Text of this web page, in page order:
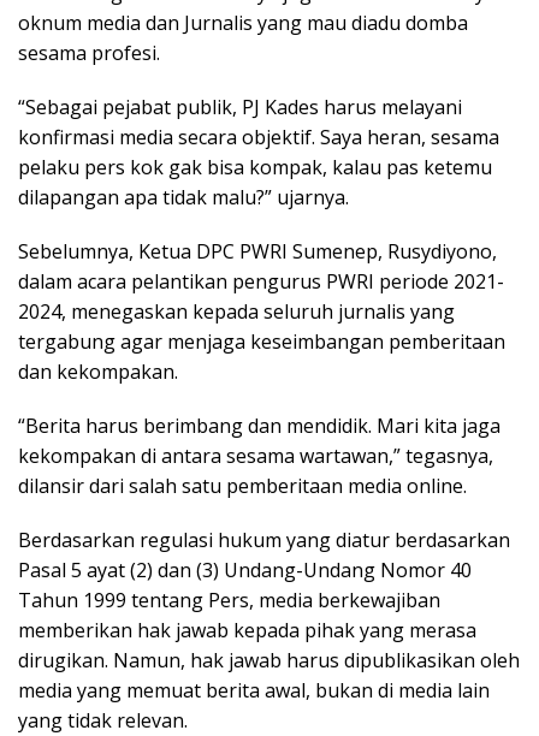
oknum media dan Jurnalis yang mau diadu domba
sesama profesi.
“Sebagai pejabat publik, PJ Kades harus melayani
konfirmasi media secara objektif. Saya heran, sesama
pelaku pers kok gak bisa kompak, kalau pas ketemu
dilapangan apa tidak malu?” ujarnya.
Sebelumnya, Ketua DPC PWRI Sumenep, Rusydiyono,
dalam acara pelantikan pengurus PWRI periode 2021-
2024, menegaskan kepada seluruh jurnalis yang
tergabung agar menjaga keseimbangan pemberitaan
dan kekompakan.
“Berita harus berimbang dan mendidik. Mari kita jaga
kekompakan di antara sesama wartawan,” tegasnya,
dilansir dari salah satu pemberitaan media online.
Berdasarkan regulasi hukum yang diatur berdasarkan
Pasal 5 ayat (2) dan (3) Undang-Undang Nomor 40
Tahun 1999 tentang Pers, media berkewajiban
memberikan hak jawab kepada pihak yang merasa
dirugikan. Namun, hak jawab harus dipublikasikan oleh
media yang memuat berita awal, bukan di media lain
yang tidak relevan.